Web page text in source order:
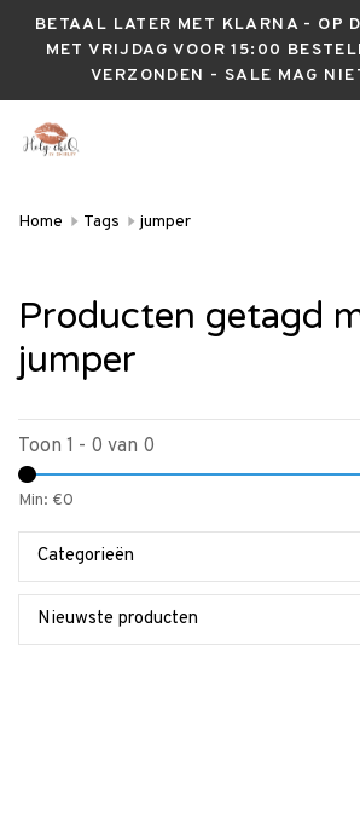
BETAAL LATER MET KLARNA - OP
MET VRIJDAG VOOR 15:00
VERZONDEN - SALE MAG
Home Tags jumper
Producten getagd
jumper
Toon 1 - 0 van 0
Min: €0
Categorieën
Nieuwste producten